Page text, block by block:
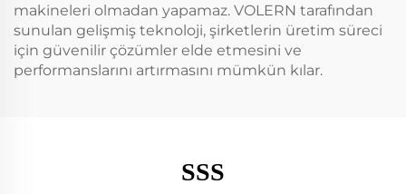
makineleri olmadan yapamaz. VOLERN tarafından
sunulan gelişmiş teknoloji, şirketlerin üretim süreci
için güvenilir çözümler elde etmesini ve
performanslarını artırmasını mümkün kılar.
SSS